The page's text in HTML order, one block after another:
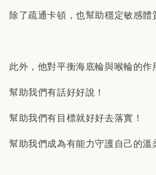
除了疏通卡頓，也幫助穩定敏感體
此外，他對平衡海底輪與喉輪的作
幫助我們有話好好說！
幫助我們有目標就好好去落實！
幫助我們成為有能力守護自己的溫